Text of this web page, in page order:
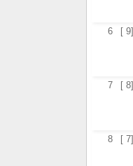
6
[ 9]
7
[ 8]
8
[ 7]